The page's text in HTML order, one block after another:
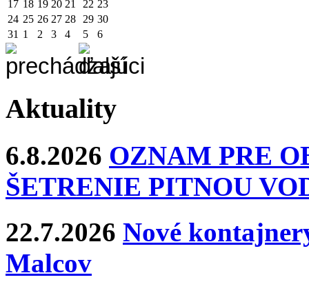
17 18 19 20 21 22 23
24 25 26 27 28 29 30
31 1 2 3 4 5 6
Aktuality
6.8.2026 OZNAM PRE
ŠETRENIE PITNOU
22.7.2026 Nové
Malcov